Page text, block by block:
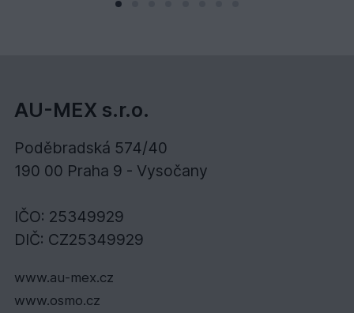
AU-MEX s.r.o.
Poděbradská 574/40
190 00 Praha 9 - Vysočany
IČO: 25349929
DIČ: CZ25349929
www.au-mex.cz
www.osmo.cz